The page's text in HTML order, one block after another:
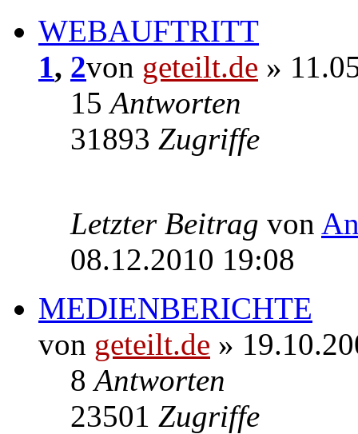
WEBAUFTRITT
1, 2von geteilt.de »
15Antworten
31893 Zugriffe
Letzter Beitrag von
08.12.2010 19:08
MEDIENBERICHTE
von geteilt.de »
8Antworten
23501 Zugriffe